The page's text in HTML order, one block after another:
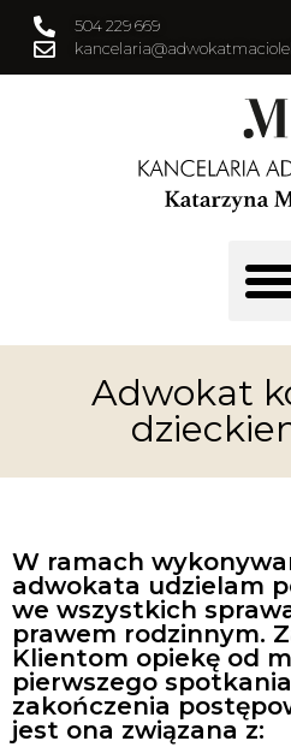
504 229 669
Adwokat
W ramach
adwokata udzielam
we wszystkich
prawem rodzinnym.
Klientom opiekę od
pierwszego
zakończenia
jest ona związana z: